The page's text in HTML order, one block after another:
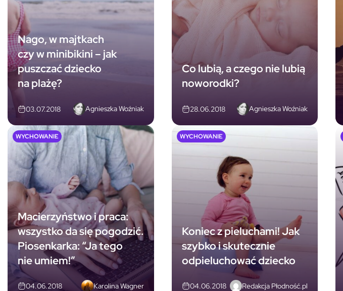
Nago, w majtkach
czy w minibikini – jak
puszczać dziecko
na plażę?
03.07.2018 Agnieszka Woźniak
Co lubią, a czego nie lubią
noworodki?
28.06.2018 Agnieszka Woźniak
Macierzyństwo i praca:
wszystko da się pogodzić.
Piosenkarka: “Ja tego
nie umiem!”
04.06.2018 Karolina Wagner
WYCHOWANIE
Koniec z pieluchami! Jak
szybko i skutecznie
odpieluchować dziecko
04.06.2018 Redakcja Płodność.pl
WYCHOWANIE